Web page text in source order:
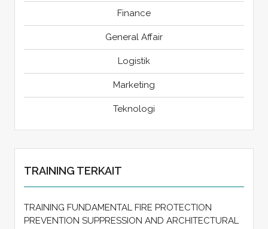
Finance
General Affair
Logistik
Marketing
Teknologi
TRAINING TERKAIT
TRAINING FUNDAMENTAL FIRE PROTECTION
PREVENTION SUPPRESSION AND ARCHITECTURAL